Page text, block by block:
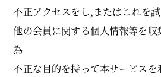
不正アクセスをし,またはこれを
他の会員に関する個人情報等を
為
不正な目的を持って本サービス